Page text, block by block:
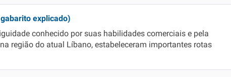
explicado)
conhecido por suas habilidades comerciais e pela
região do atual Líbano, estabeleceram importantes rotas